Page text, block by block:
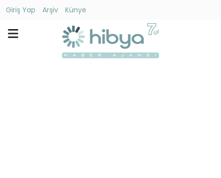
Giriş Yap Arşiv
Künye